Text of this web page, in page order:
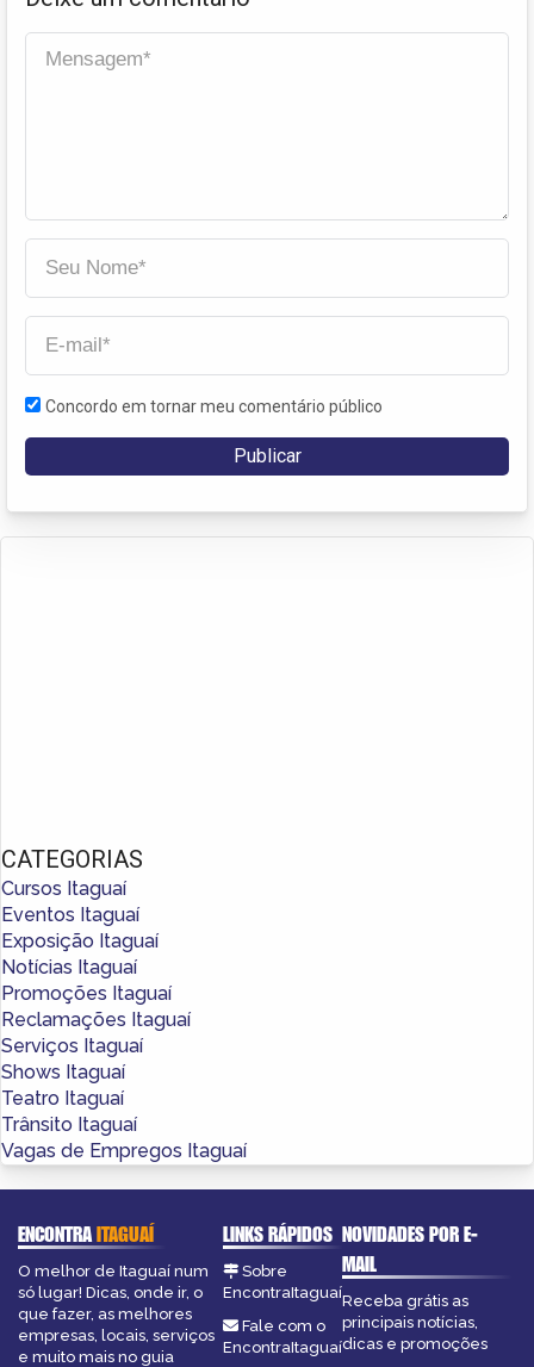
Concordo em tornar meu comentário público
CATEGORIAS
Cursos Itaguaí
Eventos Itaguaí
Exposição Itaguaí
Notícias Itaguaí
Promoções Itaguaí
Reclamações Itaguaí
Serviços Itaguaí
Shows Itaguaí
Teatro Itaguaí
Trânsito Itaguaí
Vagas de Empregos Itaguaí
ENCONTRAITAGUAÍ
O melhor de Itaguaí num
só lugar! Dicas, onde ir, o
que fazer, as melhores
empresas, locais, serviços
e muito mais no guia
LINKS RÁPIDOS
Sobre
EncontraItaguaí
Fale com o
EncontraItaguaí
NOVIDADES POR E-
MAIL
Receba grátis as
principais notícias,
dicas e promoções